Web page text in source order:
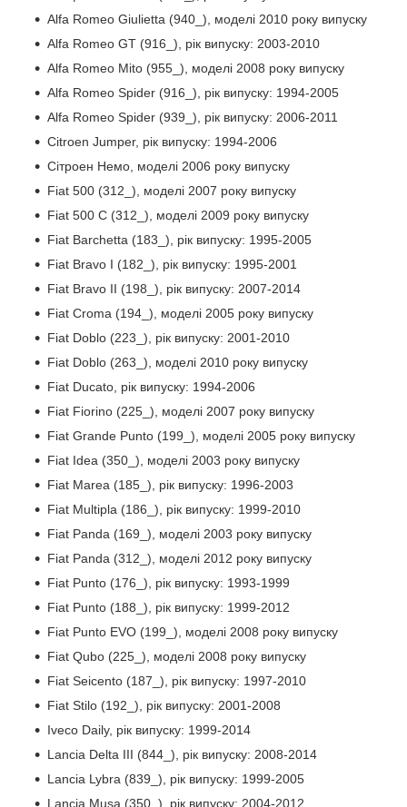
Alfa Romeo Giulietta (940_), моделі 2010 року випуску
Alfa Romeo GT (916_), рік випуску: 2003-2010
Alfa Romeo Mito (955_), моделі 2008 року випуску
Alfa Romeo Spider (916_), рік випуску: 1994-2005
Alfa Romeo Spider (939_), рік випуску: 2006-2011
Citroen Jumper, рік випуску: 1994-2006
Сітроен Немо, моделі 2006 року випуску
Fiat 500 (312_), моделі 2007 року випуску
Fiat 500 C (312_), моделі 2009 року випуску
Fiat Barchetta (183_), рік випуску: 1995-2005
Fiat Bravo I (182_), рік випуску: 1995-2001
Fiat Bravo II (198_), рік випуску: 2007-2014
Fiat Croma (194_), моделі 2005 року випуску
Fiat Doblo (223_), рік випуску: 2001-2010
Fiat Doblo (263_), моделі 2010 року випуску
Fiat Ducato, рік випуску: 1994-2006
Fiat Fiorino (225_), моделі 2007 року випуску
Fiat Grande Punto (199_), моделі 2005 року випуску
Fiat Idea (350_), моделі 2003 року випуску
Fiat Marea (185_), рік випуску: 1996-2003
Fiat Multipla (186_), рік випуску: 1999-2010
Fiat Panda (169_), моделі 2003 року випуску
Fiat Panda (312_), моделі 2012 року випуску
Fiat Punto (176_), рік випуску: 1993-1999
Fiat Punto (188_), рік випуску: 1999-2012
Fiat Punto EVO (199_), моделі 2008 року випуску
Fiat Qubo (225_), моделі 2008 року випуску
Fiat Seicento (187_), рік випуску: 1997-2010
Fiat Stilo (192_), рік випуску: 2001-2008
Iveco Daily, рік випуску: 1999-2014
Lancia Delta III (844_), рік випуску: 2008-2014
Lancia Lybra (839_), рік випуску: 1999-2005
Lancia Musa (350_), рік випуску: 2004-2012